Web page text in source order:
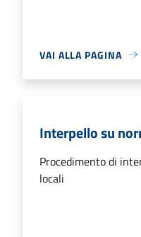
VAI ALLA PAGINA
Interpello su
Procedimento di
locali